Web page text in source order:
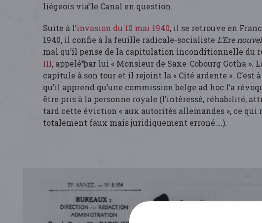
liégeois via le Canal en question.
Suite à l’invasion du 10 mai 1940, il se retrouve en
1940, il confie à la feuille radicale-socialiste L’Ere
mal qu’il pense de la capitulation inconditionnelle du
III, appelé par lui « Monsieur de Saxe-Cobourg Gotha ».
capitule à son tour et il rejoint la « Cité ardente ». C’est
qu’il apprend qu’une commission belge ad hoc l’a
être pris à la personne royale (l’intéressé, réhabilité,
tard cette éviction « aux autorités allemandes », ce qui
totalement faux mais juridiquement erroné.…).